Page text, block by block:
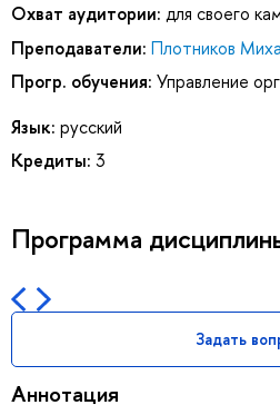
Охват аудитории: для своего
Преподаватели: Плотников
Прогр. обучения: Управление
Язык: русский
Кредиты: 3
Программа
Задать
Аннотация